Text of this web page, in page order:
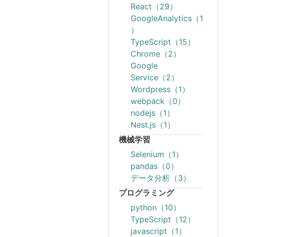
React（29）
GoogleAnalytics（1
）
TypeScript（15）
Chrome（2）
Google
Service（2）
Wordpress（1）
webpack（0）
nodejs（1）
Nest.js（1）
機械学習
Selenium（1）
pandas（0）
データ分析（3）
プログラミング
python（10）
TypeScript（12）
javascript（1）